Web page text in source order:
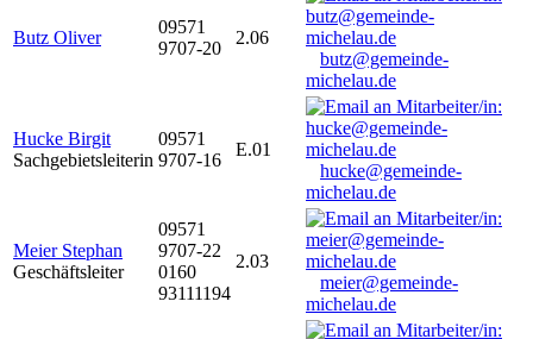
Butz Oliver
09571
9707-20
2.06
butz@gemeinde-
michelau.de
Hucke Birgit
Sachgebietsleiterin
09571
9707-16
E.01
hucke@gemeinde-
michelau.de
Meier Stephan
Geschäftsleiter
09571
9707-22
0160
93111194
2.03
meier@gemeinde-
michelau.de